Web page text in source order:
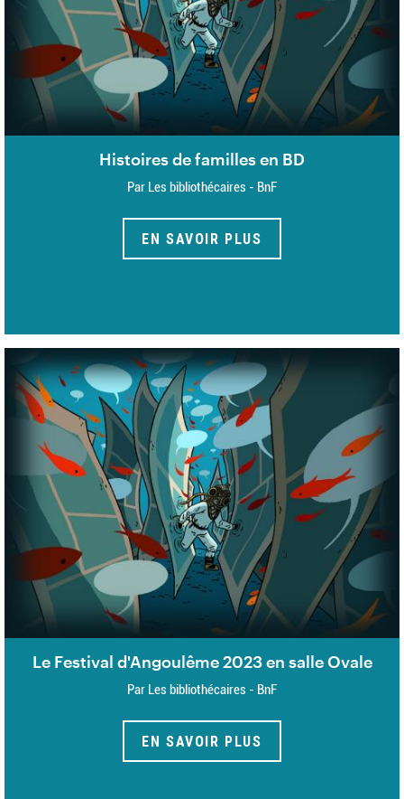
Histoires de familles en BD
Par Les bibliothécaires - BnF
EN SAVOIR PLUS
Le Festival d'Angoulême 2023 en salle Ovale
Par Les bibliothécaires - BnF
EN SAVOIR PLUS